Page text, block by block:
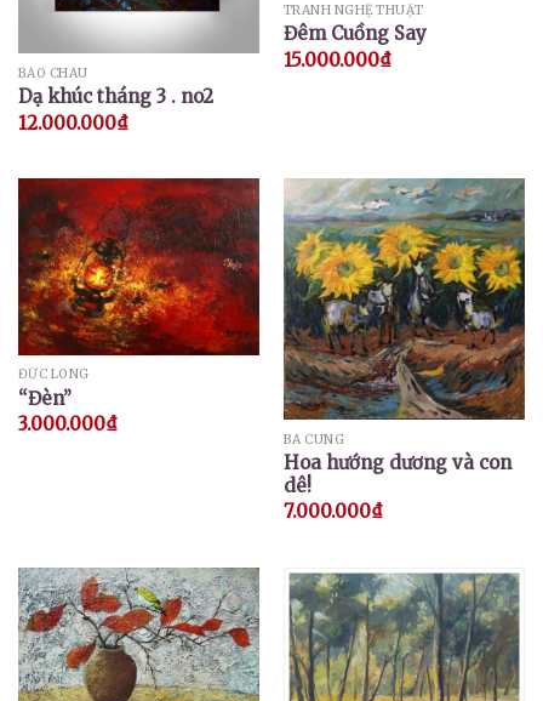
BẢO CHÂU
Dạ khúc tháng 3 . no2
12.000.000₫
TRANH NGHỆ THUẬT
Đêm Cuồng Say
15.000.000₫
ĐỨC LONG
“Đèn”
3.000.000₫
BÁ CUNG
Hoa hướng dương và con
dê!
7.000.000₫